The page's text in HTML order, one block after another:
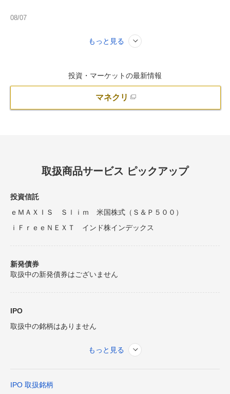
08/07
もっと見る
投資・マーケットの最新情報
マネクリ
取扱商品サービス ピックアップ
投資信託
ｅＭＡＸＩＳ Ｓｌｉｍ 米国株式（Ｓ＆Ｐ５００）
ｉＦｒｅｅＮＥＸＴ インド株インデックス
新発債券
取扱中の新発債券はございません
IPO
取扱中の銘柄はありません
もっと見る
IPO 取扱銘柄